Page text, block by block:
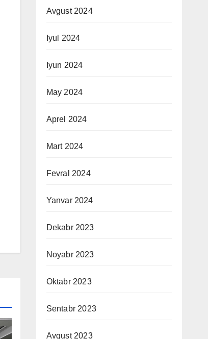
Avgust 2024
Iyul 2024
Iyun 2024
May 2024
Aprel 2024
Mart 2024
Fevral 2024
Yanvar 2024
Dekabr 2023
Noyabr 2023
Oktabr 2023
Sentabr 2023
Avgust 2023